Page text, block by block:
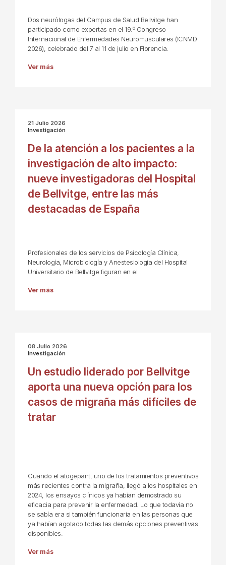
Dos neurólogas del Campus de Salud Bellvitge han
participado como expertas en el 19.º Congreso
Internacional de Enfermedades Neuromusculares (ICNMD
2026), celebrado del 7 al 11 de julio en Florencia.
Ver más
21 Julio 2026
Investigación
De la atención a los pacientes a la
investigación de alto impacto:
nueve investigadoras del Hospital
de Bellvitge, entre las más
destacadas de España
Profesionales de los servicios de Psicología Clínica,
Neurología, Microbiología y Anestesiología del Hospital
Universitario de Bellvitge figuran en el
Ver más
08 Julio 2026
Investigación
Un estudio liderado por Bellvitge
aporta una nueva opción para los
casos de migraña más difíciles de
tratar
Cuando el atogepant, uno de los tratamientos preventivos
más recientes contra la migraña, llegó a los hospitales en
2024, los ensayos clínicos ya habían demostrado su
eficacia para prevenir la enfermedad. Lo que todavía no
se sabía era si también funcionaría en las personas que
ya habían agotado todas las demás opciones preventivas
disponibles.
Ver más